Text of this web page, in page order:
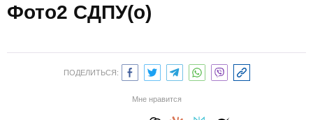
Фото2 СДПУ(о)
ПОДЕЛИТЬСЯ:
Мне нравится